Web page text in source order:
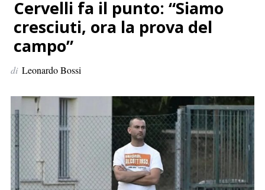
e
r
:
Cervelli fa il punto: “Siamo
cresciuti, ora la prova del
campo”
di Leonardo Bossi